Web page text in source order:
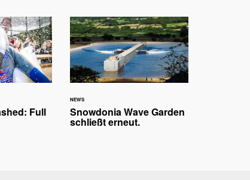
Full
NEWS
Snowdonia Wave Garden
schließt erneut.